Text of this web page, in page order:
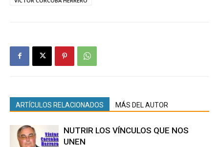
ARTÍCULOS RELACIONADOS MÁS DEL AUTOR
NUTRIR LOS VÍNCULOS QUE NOS
UNEN